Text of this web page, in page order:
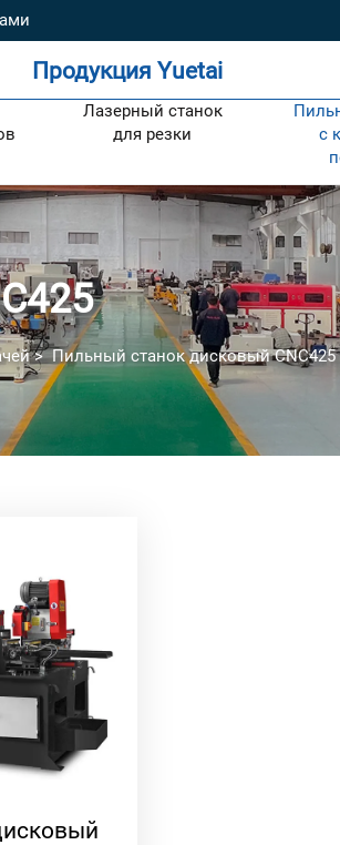
Продукция Yuetai
Лазерный станок
для резки
с
>Пильный станок дисковый CNC425